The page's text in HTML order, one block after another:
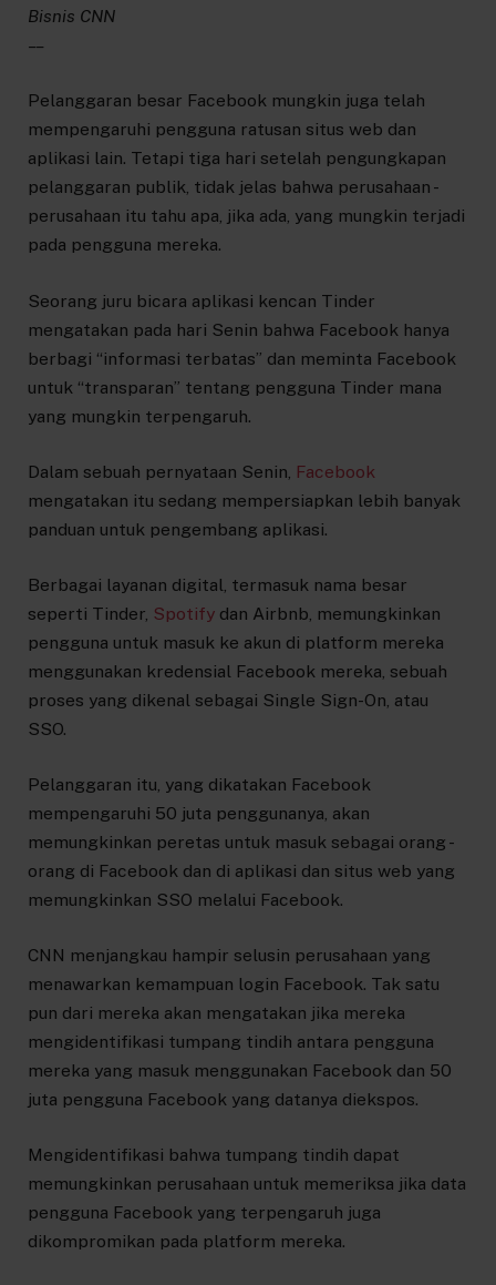
Bisnis CNN
– –
Pelanggaran besar Facebook mungkin juga telah
mempengaruhi pengguna ratusan situs web dan
aplikasi lain. Tetapi tiga hari setelah pengungkapan
pelanggaran publik, tidak jelas bahwa perusahaan -
perusahaan itu tahu apa, jika ada, yang mungkin terjadi
pada pengguna mereka.
Seorang juru bicara aplikasi kencan Tinder
mengatakan pada hari Senin bahwa Facebook hanya
berbagi “informasi terbatas” dan meminta Facebook
untuk “transparan” tentang pengguna Tinder mana
yang mungkin terpengaruh.
Dalam sebuah pernyataan Senin, Facebook
mengatakan itu sedang mempersiapkan lebih banyak
panduan untuk pengembang aplikasi.
Berbagai layanan digital, termasuk nama besar
seperti Tinder, Spotify dan Airbnb, memungkinkan
pengguna untuk masuk ke akun di platform mereka
menggunakan kredensial Facebook mereka, sebuah
proses yang dikenal sebagai Single Sign-On, atau
SSO.
Pelanggaran itu, yang dikatakan Facebook
mempengaruhi 50 juta penggunanya, akan
memungkinkan peretas untuk masuk sebagai orang -
orang di Facebook dan di aplikasi dan situs web yang
memungkinkan SSO melalui Facebook.
CNN menjangkau hampir selusin perusahaan yang
menawarkan kemampuan login Facebook. Tak satu
pun dari mereka akan mengatakan jika mereka
mengidentifikasi tumpang tindih antara pengguna
mereka yang masuk menggunakan Facebook dan 50
juta pengguna Facebook yang datanya diekspos.
Mengidentifikasi bahwa tumpang tindih dapat
memungkinkan perusahaan untuk memeriksa jika data
pengguna Facebook yang terpengaruh juga
dikompromikan pada platform mereka.